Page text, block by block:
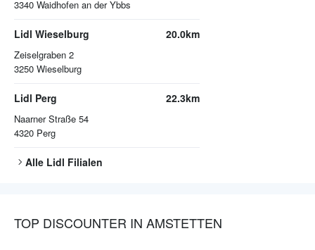
3340 Waidhofen an der Ybbs
Lidl Wieselburg
Zeiselgraben 2
3250 Wieselburg
20.0km
Lidl Perg
Naarner Straße 54
4320 Perg
22.3km
Alle Lidl Filialen
TOP DISCOUNTER IN AMSTETTEN